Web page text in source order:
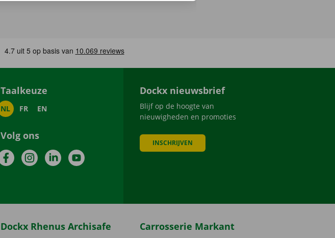
Taalkeuze
NL FR EN
Volg ons
FacebookInstagramLinkedInYouTube
Dockx nieuwsbrief
Blijf op de hoogte van
nieuwigheden en promoties
INSCHRIJVEN
Dockx Rhenus Archisafe Carrosserie Markant